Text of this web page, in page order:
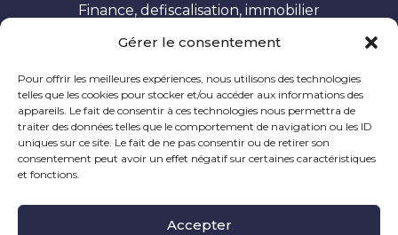
Gérer le consentement
Pour offrir les meilleures expériences, nous utilisons des technologies
telles que les cookies pour stocker et/ou accéder aux informations des
appareils. Le fait de consentir à ces technologies nous permettra de
traiter des données telles que le comportement de navigation ou les ID
uniques sur ce site. Le fait de ne pas consentir ou de retirer son
consentement peut avoir un effet négatif sur certaines caractéristiques
et fonctions.
Accepter
Finance, defiscalisation, immobilier
Vos besoins
Constituer et valoriser son patrimoine
Optimisation fiscale
Préparer sa retraite
Ingénierie patrimoniale